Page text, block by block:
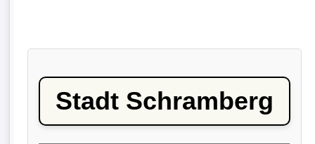
Stadt Schramberg